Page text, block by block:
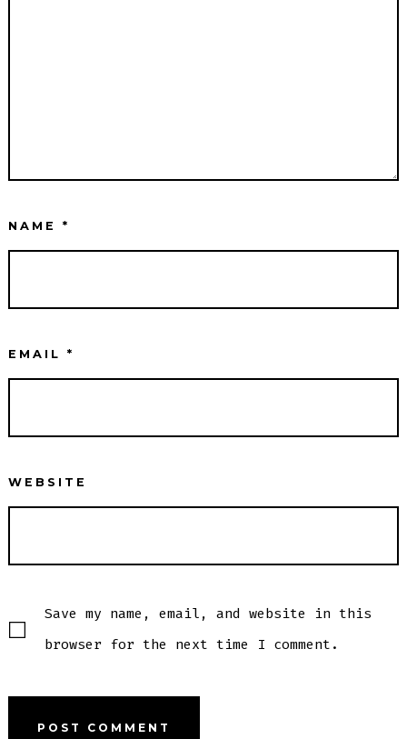
NAME*
EMAIL*
WEBSITE
Save my name, email, and website in this
browser for the next time I comment.